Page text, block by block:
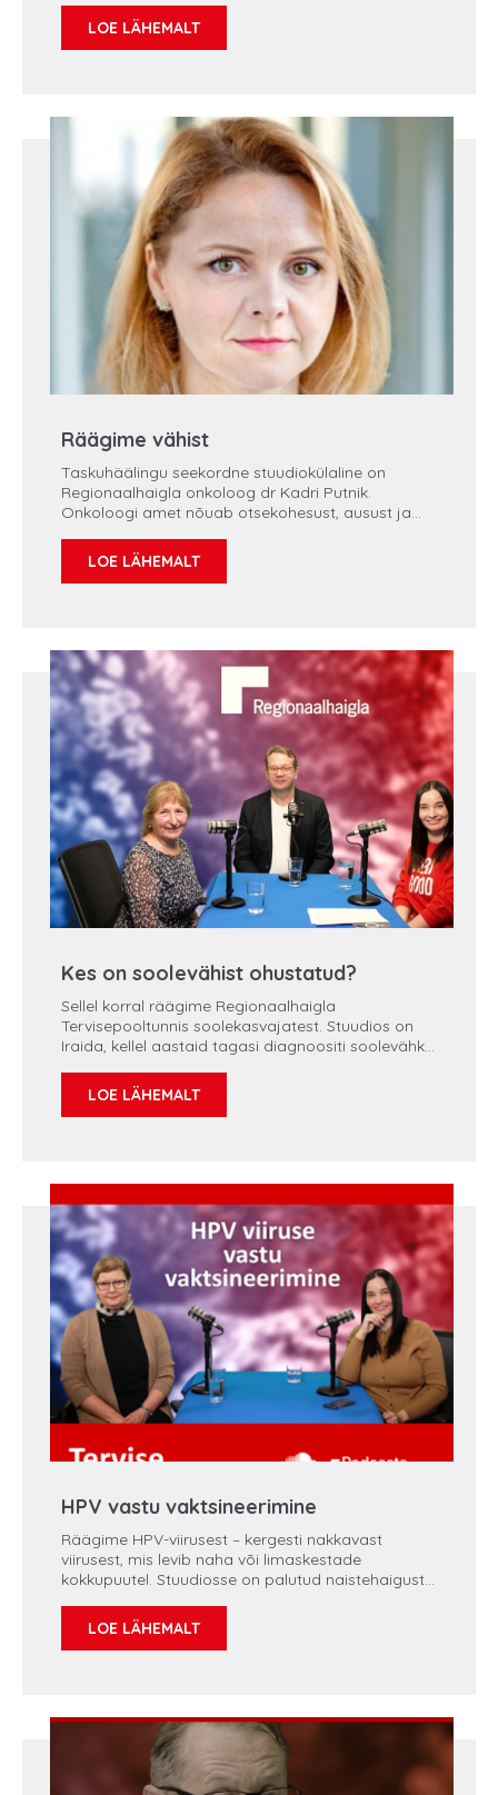
puutub igapäevaselt kokku naiste tervisemurede
ja vähiraviga. Seekordses saates räägitakse ühest
LOE LÄHEMALT
Räägime vähist
Taskuhäälingu seekordne stuudiokülaline on
Regionaalhaigla onkoloog dr Kadri Putnik.
Onkoloogi amet nõuab otsekohesust, ausust ja
ringlevad müüdid, et onkoloogid on kalgid ja
robotlikud. "Onkoloogika" taskuhäälingu kuuendas
LOE LÄHEMALT
Kes on soolevähist ohustatud?
Sellel korral räägime Regionaalhaigla
Tervisepooltunnis soolekasvajatest. Stuudios on
Iraida, kellel aastaid tagasi diagnoositi soolevähk,
onkokirurg dr Olav Tammik. Saadet juhib Stina
Eilsen.
LOE LÄHEMALT
HPV vastu vaktsineerimine
Räägime HPV-viirusest – kergesti nakkavast
viirusest, mis levib naha või limaskestade
kokkupuutel. Stuudiosse on palutud naistehaiguste
LOE LÄHEMALT